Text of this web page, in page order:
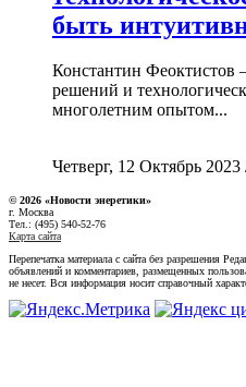
быть
Константин Феоктистов
решений и
многолетним опытом...
Четверг, 12 Октябрь 2023
© 2026 «Новости энеретики»
г. Москва
Тел.: (495) 540-52-76
Карта сайта
Перепечатка материала с сайта без разрешения
объявлений и комментариев, размещенных
не несет. Вся информация носит справочный